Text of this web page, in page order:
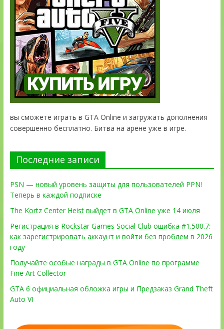
вы сможете играть в GTA Online и загружать дополнения
совершенно бесплатно. Битва на арене уже в игре.
Последние записи
PSN — новый уровень защиты для пользователей PPN!
Теперь в каждой подписке
The Kortz Center Heist выйдет в GTA Online уже 14 июля
Регистрация в Rockstar Games Social Club ошибка #1.500.7:
как зарегистрировать аккаунт и войти без проблем в 2026
году
Получайте особые награды в GTA Online по программе
Fine Art Collector
GTA 6 официальная обложка игры и Предзаказ Grand Theft
Auto VI